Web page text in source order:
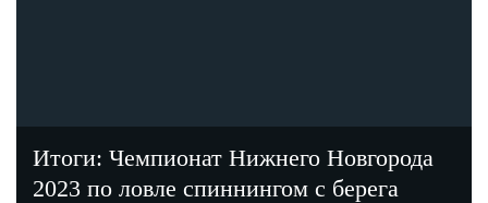
Итоги: Чемпионат Нижнего Новгорода
2023 по ловле спиннингом с берега